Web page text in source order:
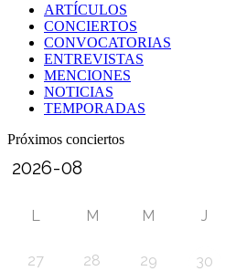
ARTÍCULOS
CONCIERTOS
CONVOCATORIAS
ENTREVISTAS
MENCIONES
NOTICIAS
TEMPORADAS
Próximos conciertos
L M M J
27 28 29 30